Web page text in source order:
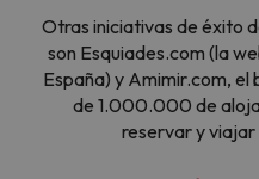
Otras iniciativas de éxito
son Esquiades.com (la
España) y Amimir.com, el
de 1.000.000 de
reservar y